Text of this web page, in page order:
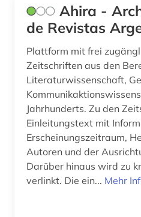
fest (1)
feuilleton (1)
fid (1)
film (55)
filmarchiv (1)
filmgeschichte (6)
filmindustrie (1)
filmkritik (1)
Ahira -
de Revistas
Plattform mit frei
Zeitschriften aus den
Literaturwissenschaft,
Jahrhunderts. Zu den Zeitschriften gibt es einen
Einleitungstext mit
Erscheinungszeitraum,
Autoren und der
Darüber hinaus wird zu
verlinkt. Die ein... Mehr